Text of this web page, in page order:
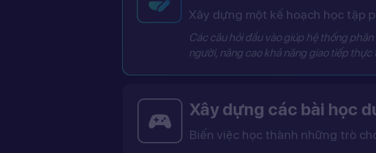
Xây dựng một kế hoạch học tập
Các câu hỏi đầu vào giúp hệ thống
người, nâng cao khả năng giao tiếp
Xây dựng các bài học
Biến việc học thành những trò